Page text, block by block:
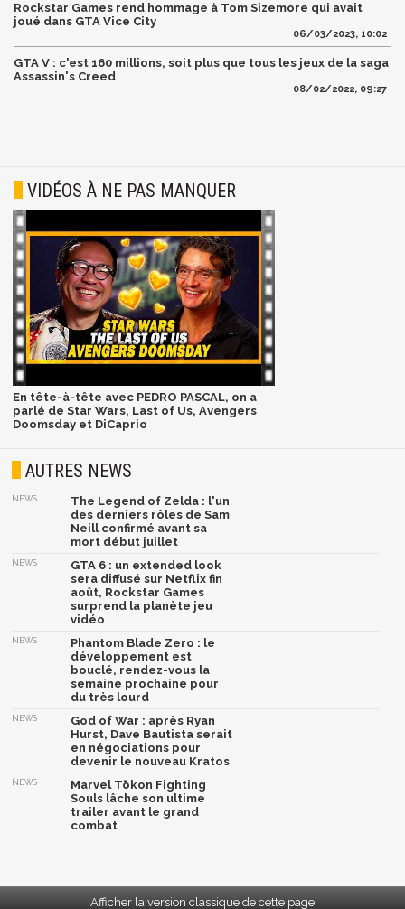
Rockstar Games rend hommage à Tom Sizemore qui avait
joué dans GTA Vice City
06/03/2023, 10:02
GTA V : c'est 160 millions, soit plus que tous les jeux de la saga
Assassin's Creed
08/02/2022, 09:27
VIDÉOS À NE PAS MANQUER
En tête-à-tête avec PEDRO PASCAL, on a
parlé de Star Wars, Last of Us, Avengers
Doomsday et DiCaprio
AUTRES NEWS
NEWS
The Legend of Zelda : l'un
des derniers rôles de Sam
Neill confirmé avant sa
mort début juillet
NEWS
GTA 6 : un extended look
sera diffusé sur Netflix fin
août, Rockstar Games
surprend la planète jeu
vidéo
NEWS
Phantom Blade Zero : le
développement est
bouclé, rendez-vous la
semaine prochaine pour
du très lourd
NEWS
God of War : après Ryan
Hurst, Dave Bautista serait
en négociations pour
devenir le nouveau Kratos
NEWS
Marvel Tōkon Fighting
Souls lâche son ultime
trailer avant le grand
combat
Afficher la version classique de cette page